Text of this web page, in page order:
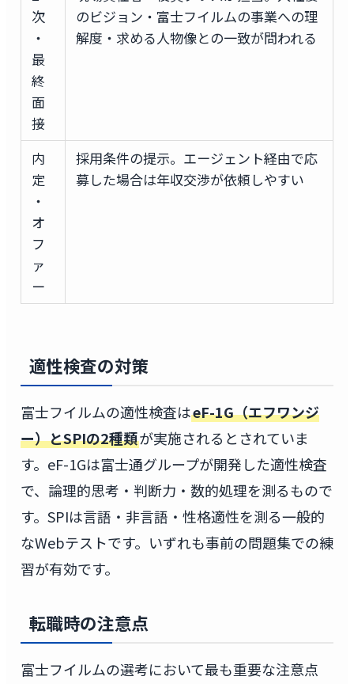
次
・
最
終
面
接
のビジョン・富士フイルムの事業への理
解度・求める人物像との一致が問われる
内
定
・
オ
フ
ァ
ー
採用条件の提示。エージェント経由で応
募した場合は年収交渉が依頼しやすい
適性検査の対策
富士フイルムの適性検査はeF-1G（エフワンジ
ー）とSPIの2種類が実施されるとされていま
す。eF-1Gは富士通グループが開発した適性検査
で、論理的思考・判断力・数的処理を測るもので
す。SPIは言語・非言語・性格適性を測る一般的
なWebテストです。いずれも事前の問題集での練
習が有効です。
転職時の注意点
富士フイルムの選考において最も重要な注意点